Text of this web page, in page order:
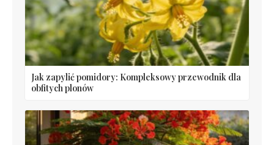
Jak zapylić pomidory: Kompleksowy przewodnik dla
obfitych plonów